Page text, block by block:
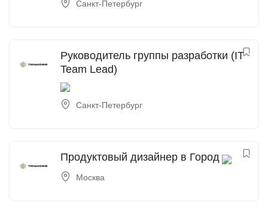
Санкт-Петербург
Руководитель группы разработки (IT
Team Lead)
Санкт-Петербург
Продуктовый дизайнер в Город
Москва